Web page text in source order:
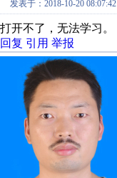
发表于：2018-10-20 08:07:42
打开不了，无法学习。
回复 引用 举报